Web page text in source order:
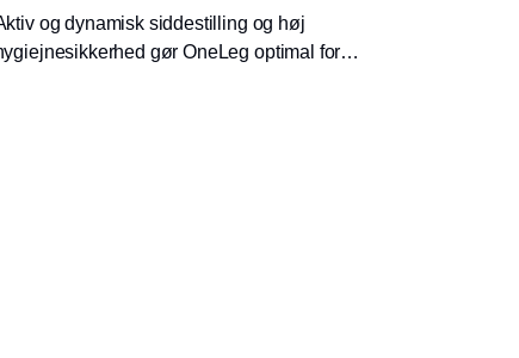
og dynamisk siddestilling og høj
gør OneLeg optimal for